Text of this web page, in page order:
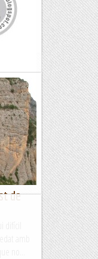
lo
Puro es
ja fa
de
amb
no...